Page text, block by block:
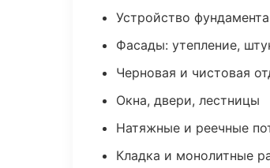
Устройство
Фасады: утепление,
Черновая и чистовая
Окна, двери, лестницы
Натяжные и реечные
Кладка и монолитные